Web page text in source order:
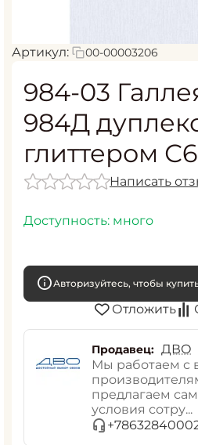
Артикул: 00-00003206
984-03
984Д
глиттером С6
Написать
Доступность: много
Авторизуйтесь, чтобы
Отложить
Продавец: ДВО
Мы работаем с
предлагаем
условия сотру...